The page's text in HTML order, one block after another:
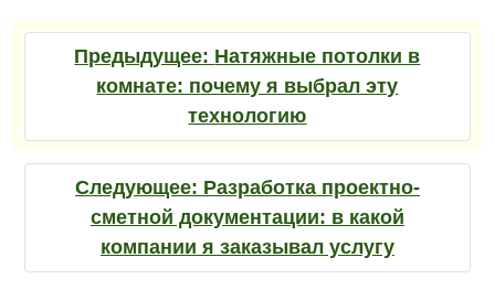
Предыдущее: Натяжные потолки в
комнате: почему я выбрал эту
технологию
Следующее: Разработка проектно-
сметной документации: в какой
компании я заказывал услугу